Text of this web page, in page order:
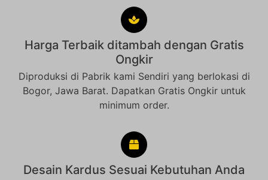
Harga Terbaik ditambah dengan Gratis
Ongkir
Diproduksi di Pabrik kami Sendiri yang berlokasi di
Bogor, Jawa Barat. Dapatkan Gratis Ongkir untuk
minimum order.
Desain Kardus Sesuai Kebutuhan Anda